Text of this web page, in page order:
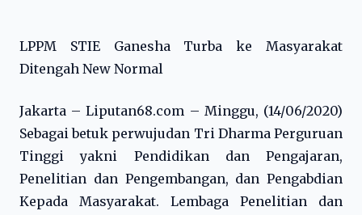
LPPM STIE Ganesha Turba ke Masyarakat
Ditengah New Normal
Jakarta – Liputan68.com – Minggu, (14/06/2020)
Sebagai betuk perwujudan Tri Dharma Perguruan
Tinggi yakni Pendidikan dan Pengajaran,
Penelitian dan Pengembangan, dan Pengabdian
Kepada Masyarakat. Lembaga Penelitian dan